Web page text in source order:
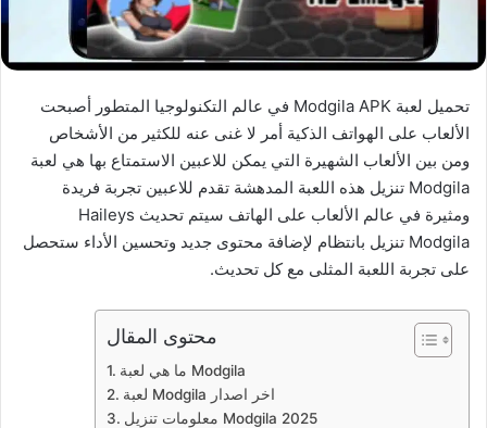
تحميل لعبة Modgila APK في عالم التكنولوجيا المتطور أصبحت
الألعاب على الهواتف الذكية أمر لا غنى عنه للكثير من الأشخاص
ومن بين الألعاب الشهيرة التي يمكن للاعبين الاستمتاع بها هي لعبة
Modgila تنزيل هذه اللعبة المدهشة تقدم للاعبين تجربة فريدة
ومثيرة في عالم الألعاب على الهاتف سيتم تحديث Haileys
Modgila تنزيل بانتظام لإضافة محتوى جديد وتحسين الأداء ستحصل
على تجربة اللعبة المثلى مع كل تحديث.
محتوى المقال
ما هي لعبة Modgila
لعبة Modgila اخر اصدار
معلومات تنزيل Modgila 2025